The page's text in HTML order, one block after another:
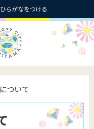
ひらがなをつける
ついて